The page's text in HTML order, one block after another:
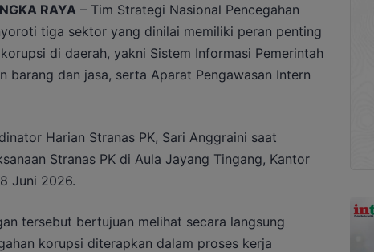
RAYA – Tim Strategi Nasional Pencegahan
tiga sektor yang dinilai memiliki peran penting
di daerah, yakni Sistem Informasi Pemerintah
barang dan jasa, serta Aparat Pengawasan Intern
Harian Stranas PK, Sari Anggraini saat
Stranas PK di Aula Jayang Tingang, Kantor
Juni 2026.
tersebut bertujuan melihat secara langsung
korupsi diterapkan dalam proses kerja